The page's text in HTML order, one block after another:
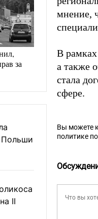
за
Польши
II
мнение,
В
а также
стала
сфере.
Вы можете
политике